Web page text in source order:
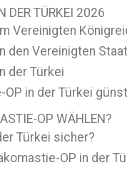
DER TÜRKEI 2026
Vereinigten
den Vereinigten
der Türkei
in der Türkei
OP WÄHLEN?
Türkei sicher?
OP in der